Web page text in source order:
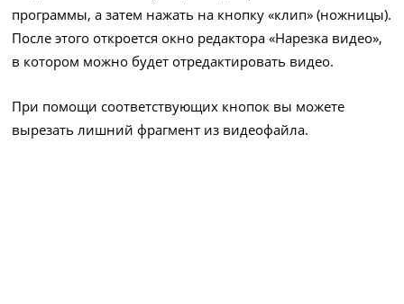
программы, а затем нажать на кнопку «клип» (ножницы).
После этого откроется окно редактора «Нарезка видео»,
в котором можно будет отредактировать видео.
При помощи соответствующих кнопок вы можете
вырезать лишний фрагмент из видеофайла.